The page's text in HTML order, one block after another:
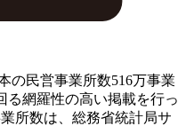
の民営事業所数516万事業
る網羅性の高い掲載を行っ
所数は、総務省統計局サ